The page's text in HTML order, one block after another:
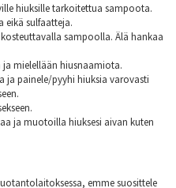
hiuksille tarkoitettua sampoota.
eikä sulfaatteja.
sampoolla. Älä hankaa
mielellään hiusnaamiota.
ja painele/pyyhi hiuksia varovasti
ja muotoilla hiuksesi aivan kuten
emme suosittele